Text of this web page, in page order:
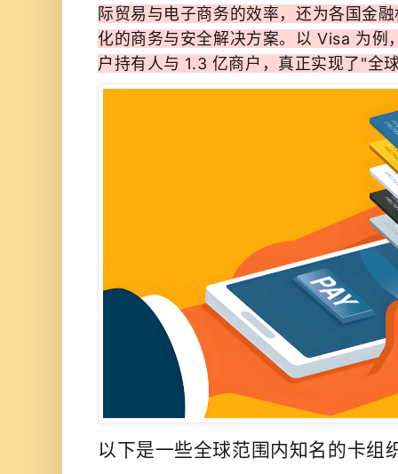
际贸易与电子商务的效率，还为各国金
化的商务与安全解决方案。以 Visa 为例
户持有人与 1.3 亿商户，真正实现了"全
以下是一些全球范围内知名的卡组